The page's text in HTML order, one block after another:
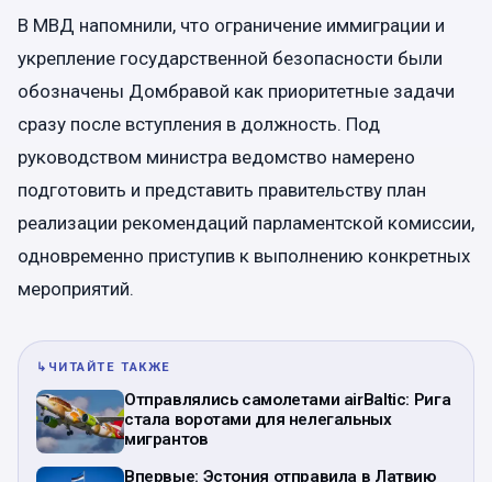
В МВД напомнили, что ограничение иммиграции и
укрепление государственной безопасности были
обозначены Домбравой как приоритетные задачи
сразу после вступления в должность. Под
руководством министра ведомство намерено
подготовить и представить правительству план
реализации рекомендаций парламентской комиссии,
одновременно приступив к выполнению конкретных
мероприятий.
↳ ЧИТАЙТЕ ТАКЖЕ
Отправлялись самолетами airBaltic: Рига
стала воротами для нелегальных
мигрантов
Впервые: Эстония отправила в Латвию